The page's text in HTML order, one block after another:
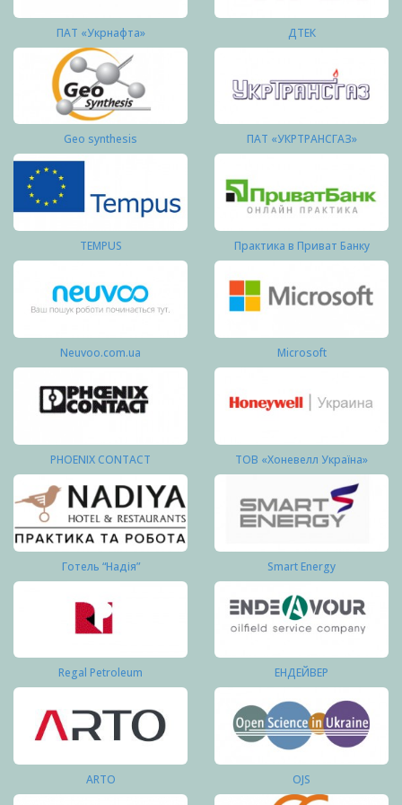
ПАТ «Укрнафта» ДТЕК
Geo synthesis ПАТ «УКРТРАНСГАЗ»
TEMPUS Практика в Приват Банку
Neuvoo.com.ua Microsoft
PHOENIX CONTACT ТОВ «Хоневелл Україна»
Готель “Надія” Smart Energy
Regal Petroleum ЕНДЕЙВЕР
ARTO OJS